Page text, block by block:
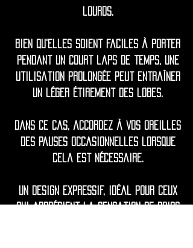
lourds.
Bien qu'elles soient faciles à porter
pendant un court laps de temps, une
utilisation prolongée peut entraîner
un léger étirement des lobes.
Dans ce cas, accordez à vos oreilles
des pauses occasionnelles lorsque
cela est nécessaire.
Un design expressif, idéal pour ceux
qui apprécient la sensation de poids